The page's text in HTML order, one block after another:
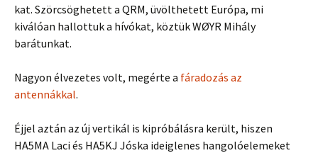
kat. Szörcsöghetett a QRM, üvölthetett Európa, mi
kiválóan hallottuk a hívókat, köztük WØYR Mihály
barátunkat.
Nagyon élvezetes volt, megérte a fáradozás az
antennákkal.
Éjjel aztán az új vertikál is kipróbálásra került, hiszen
HA5MA Laci és HA5KJ Jóska ideiglenes hangolóelemeket